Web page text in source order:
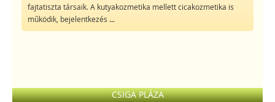
fajtatiszta társaik. A kutyakozmetika mellett cicakozmetika is
működik, bejelentkezés ...
CSIGA PLÁZA